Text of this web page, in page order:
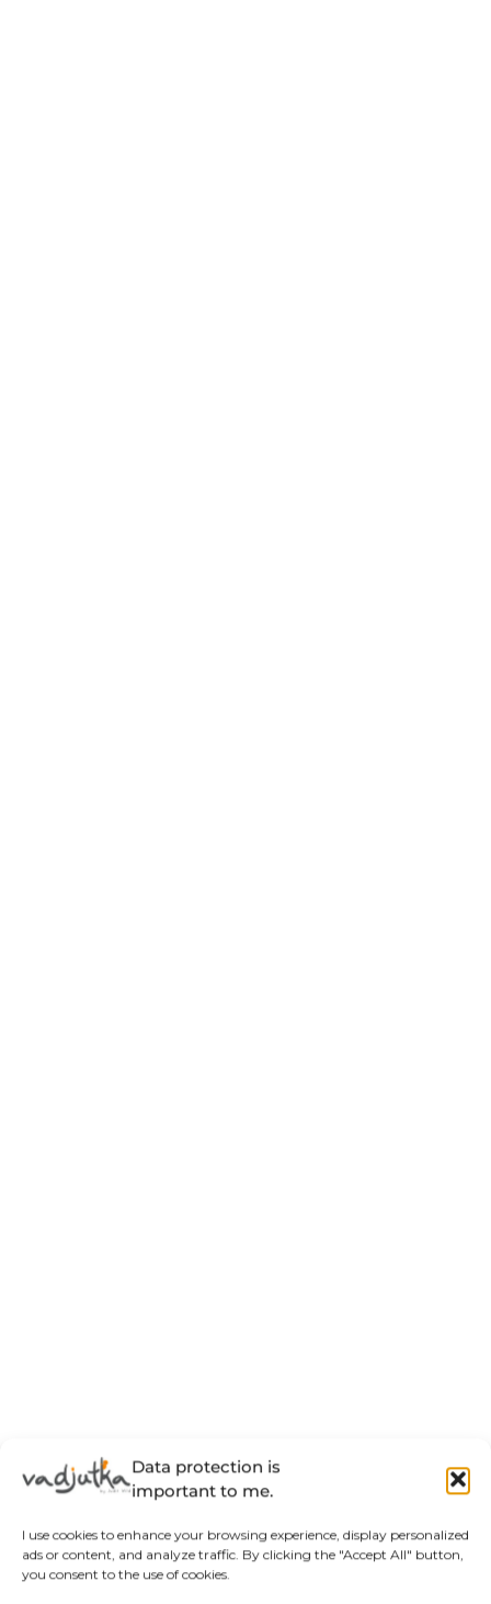
Data protection is
important to me.
I use cookies to enhance your browsing experience, display personalized
ads or content, and analyze traffic. By clicking the "Accept All" button,
you consent to the use of cookies.